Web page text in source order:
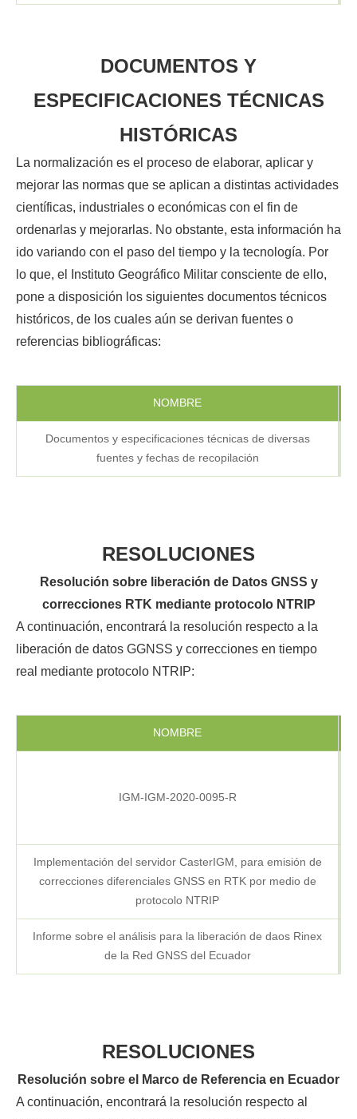
DOCUMENTOS Y
ESPECIFICACIONES TÉCNICAS
HISTÓRICAS
La normalización es el proceso de elaborar, aplicar y
mejorar las normas que se aplican a distintas actividades
científicas, industriales o económicas con el fin de
ordenarlas y mejorarlas. No obstante, esta información ha
ido variando con el paso del tiempo y la tecnología. Por
lo que, el Instituto Geográfico Militar consciente de ello,
pone a disposición los siguientes documentos técnicos
históricos, de los cuales aún se derivan fuentes o
referencias bibliográficas:
NOMBRE
Documentos y especificaciones técnicas de diversas
fuentes y fechas de recopilación
RESOLUCIONES
Resolución sobre liberación de Datos GNSS y
correcciones RTK mediante protocolo NTRIP
A continuación, encontrará la resolución respecto a la
liberación de datos GGNSS y correcciones en tiempo
real mediante protocolo NTRIP:
NOMBRE
IGM-IGM-2020-0095-R
Implementación del servidor CasterIGM, para emisión de
correcciones diferenciales GNSS en RTK por medio de
protocolo NTRIP
Informe sobre el análisis para la liberación de daos Rinex
de la Red GNSS del Ecuador
RESOLUCIONES
Resolución sobre el Marco de Referencia en Ecuador
A continuación, encontrará la resolución respecto al